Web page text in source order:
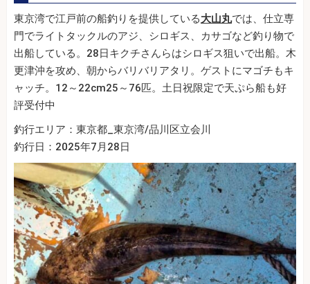
東京湾で江戸前の船釣りを提供している大山丸では、仕立専
門でライトタックルのアジ、シロギス、カサゴなど釣り物で
出船している。28日キクチさんらはシロギス狙いで出船。木
更津沖を攻め、朝からバリバリアタリ。ゲストにマゴチもキ
ャッチ。12～22cm25～76匹。土日祝限定で天ぷら船も好
評受付中
釣行エリア：東京都_東京湾/品川区立会川
釣行日：2025年7月28日